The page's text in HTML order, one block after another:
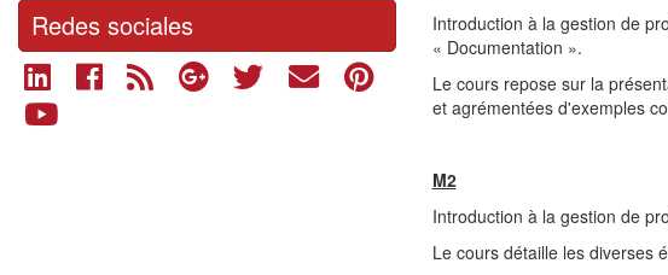
Redes sociales
Introduction à la gestion de
« Documentation ».
Le cours repose sur la
et agrémentées d'exemples
M2
Introduction à la gestion de
Le cours détaille les diverses